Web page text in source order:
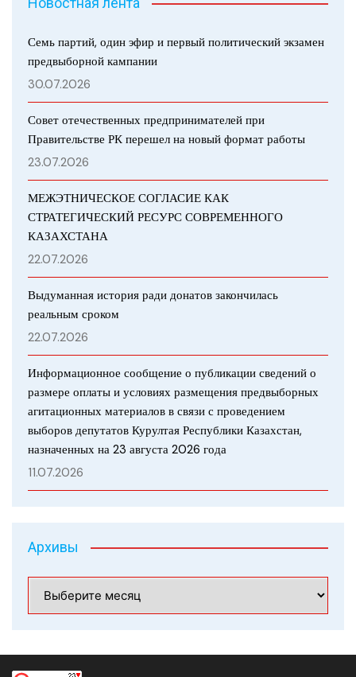
Семь партий, один эфир и первый политический экзамен
предвыборной кампании
30.07.2026
Совет отечественных предпринимателей при
Правительстве РК перешел на новый формат работы
23.07.2026
МЕЖЭТНИЧЕСКОЕ СОГЛАСИЕ КАК
СТРАТЕГИЧЕСКИЙ РЕСУРС СОВРЕМЕННОГО
КАЗАХСТАНА
22.07.2026
Выдуманная история ради донатов закончилась
реальным сроком
22.07.2026
Информационное сообщение о публикации сведений о
размере оплаты и условиях размещения предвыборных
агитационных материалов в связи с проведением
выборов депутатов Курултая Республики Казахстан,
назначенных на 23 августа 2026 года
11.07.2026
Архивы